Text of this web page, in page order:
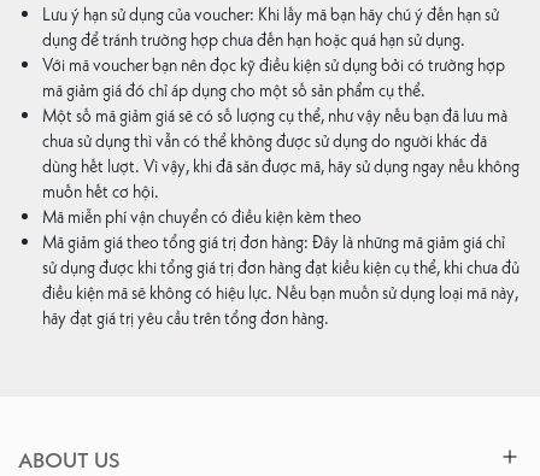
Lưu ý hạn sử dụng của voucher: Khi lấy mã bạn hãy chú ý đến hạn sử
dụng để tránh trường hợp chưa đến hạn hoặc quá hạn sử dụng.
Với mã voucher bạn nên đọc kỹ điều kiện sử dụng bởi có trường hợp
mã giảm giá đó chỉ áp dụng cho một số sản phẩm cụ thể.
Một số mã giảm giá sẽ có số lượng cụ thể, như vậy nếu bạn đã lưu mà
chưa sử dụng thì vẫn có thể không được sử dụng do người khác đã
dùng hết lượt. Vì vậy, khi đã săn được mã, hãy sử dụng ngay nếu không
muốn hết cơ hội.
Mã miễn phí vận chuyển có điều kiện kèm theo
Mã giảm giá theo tổng giá trị đơn hàng: Đây là những mã giảm giá chỉ
sử dụng được khi tổng giá trị đơn hàng đạt kiều kiện cụ thể, khi chưa đủ
điều kiện mã sẽ không có hiệu lực. Nếu bạn muốn sử dụng loại mã này,
hãy đạt giá trị yêu cầu trên tổng đơn hàng.
ABOUT US